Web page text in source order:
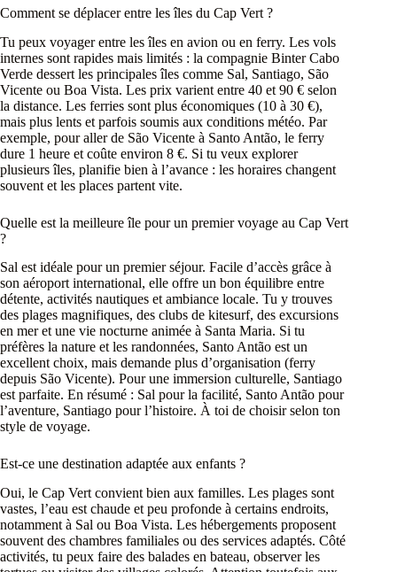
Comment se déplacer entre les îles du Cap Vert ?
Tu peux voyager entre les îles en avion ou en ferry. Les vols
internes sont rapides mais limités : la compagnie Binter Cabo
Verde dessert les principales îles comme Sal, Santiago, São
Vicente ou Boa Vista. Les prix varient entre 40 et 90 € selon
la distance. Les ferries sont plus économiques (10 à 30 €),
mais plus lents et parfois soumis aux conditions météo. Par
exemple, pour aller de São Vicente à Santo Antão, le ferry
dure 1 heure et coûte environ 8 €. Si tu veux explorer
plusieurs îles, planifie bien à l’avance : les horaires changent
souvent et les places partent vite.
Quelle est la meilleure île pour un premier voyage au Cap Vert
?
Sal est idéale pour un premier séjour. Facile d’accès grâce à
son aéroport international, elle offre un bon équilibre entre
détente, activités nautiques et ambiance locale. Tu y trouves
des plages magnifiques, des clubs de kitesurf, des excursions
en mer et une vie nocturne animée à Santa Maria. Si tu
préfères la nature et les randonnées, Santo Antão est un
excellent choix, mais demande plus d’organisation (ferry
depuis São Vicente). Pour une immersion culturelle, Santiago
est parfaite. En résumé : Sal pour la facilité, Santo Antão pour
l’aventure, Santiago pour l’histoire. À toi de choisir selon ton
style de voyage.
Est-ce une destination adaptée aux enfants ?
Oui, le Cap Vert convient bien aux familles. Les plages sont
vastes, l’eau est chaude et peu profonde à certains endroits,
notamment à Sal ou Boa Vista. Les hébergements proposent
souvent des chambres familiales ou des services adaptés. Côté
activités, tu peux faire des balades en bateau, observer les